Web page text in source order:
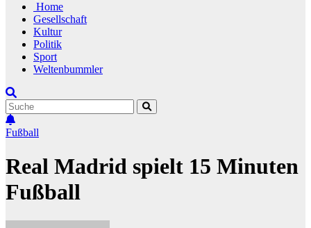
Home
Gesellschaft
Kultur
Politik
Sport
Weltenbummler
Fußball
Real Madrid spielt 15 Minuten
Fußball